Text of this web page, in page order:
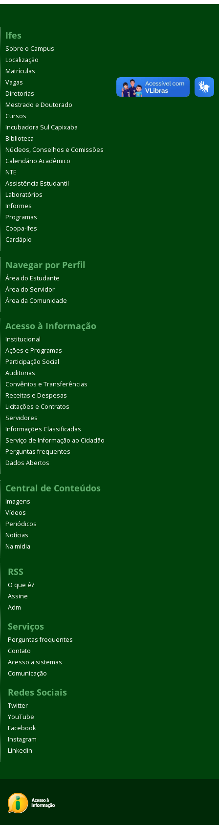
Ifes
Sobre o Campus
Localização
Matrículas
Vagas
Diretorias
Mestrado e Doutorado
Cursos
Incubadora Sul Capixaba
Biblioteca
Núcleos, Conselhos e Comissões
Calendário Acadêmico
NTE
Assistência Estudantil
Laboratórios
Informes
Programas
Coopa-Ifes
Cardápio
Navegar por Perfil
Área do Estudante
Área do Servidor
Área da Comunidade
Acesso à Informação
Institucional
Ações e Programas
Participação Social
Auditorias
Convênios e Transferências
Receitas e Despesas
Licitações e Contratos
Servidores
Informações Classificadas
Serviço de Informação ao Cidadão
Perguntas frequentes
Dados Abertos
Central de Conteúdos
Imagens
Vídeos
Periódicos
Notícias
Na mídia
RSS
O que é?
Assine
Adm
Serviços
Perguntas frequentes
Contato
Acesso a sistemas
Comunicação
Redes Sociais
Twitter
YouTube
Facebook
Instagram
Linkedin